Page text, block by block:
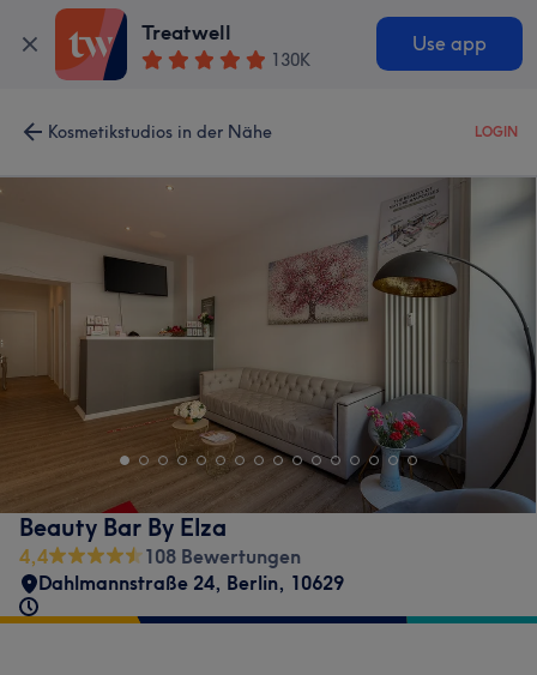
Treatwell
130K
Use app
Kosmetikstudios in der Nähe LOGIN
Beauty Bar By Elza
4,4
108 Bewertungen
Dahlmannstraße 24, Berlin, 10629